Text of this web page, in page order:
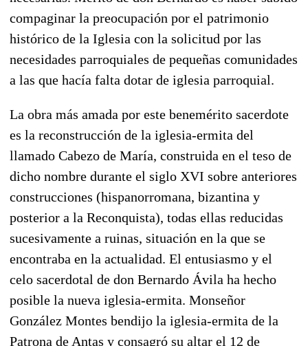
compaginar la preocupación por el patrimonio
histórico de la Iglesia con la solicitud por las
necesidades parroquiales de pequeñas comunidades
a las que hacía falta dotar de iglesia parroquial.
La obra más amada por este benemérito sacerdote
es la reconstrucción de la iglesia-ermita del
llamado Cabezo de María, construida en el teso de
dicho nombre durante el siglo XVI sobre anteriores
construcciones (hispanorromana, bizantina y
posterior a la Reconquista), todas ellas reducidas
sucesivamente a ruinas, situación en la que se
encontraba en la actualidad. El entusiasmo y el
celo sacerdotal de don Bernardo Ávila ha hecho
posible la nueva iglesia-ermita. Monseñor
González Montes bendijo la iglesia-ermita de la
Patrona de Antas y consagró su altar el 12 de